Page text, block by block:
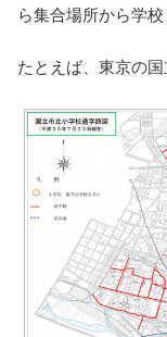
ら集合場所から学校
たとえば、東京の